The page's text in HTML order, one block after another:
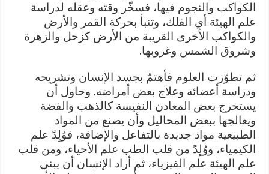
الكواكب والنجوم فيها، فسخّر وقته وعقله لدراسة
علم الهيئة أي الفلك، وتنبأ بحركة القمر والأرض
والكواكب الأخرى القريبة من الأرض كزحل والزهرة
وشروق الشمس وغروبها.
ثم تطوّرت العلوم فأهتمّ بجسد الإنسان وتشريحه
ودراسة أعضائه وعلاج بعض أمراضه. وحاول أن
يستخرج بعض المعادن النفيسة كالذهب والفضة
ويعالجها ببعض المحاليل وأن يصنع من المواد
الطبيعية مواد جديدة بالتفاعل والإضافة، فوُلٍدً علم
الكيمياء، ووُلٍدً من قلب الطب علم الأحياء، ومن قلب
علم الهيئة علم الفيزياء، ثم أراد الإنسان أن يبني